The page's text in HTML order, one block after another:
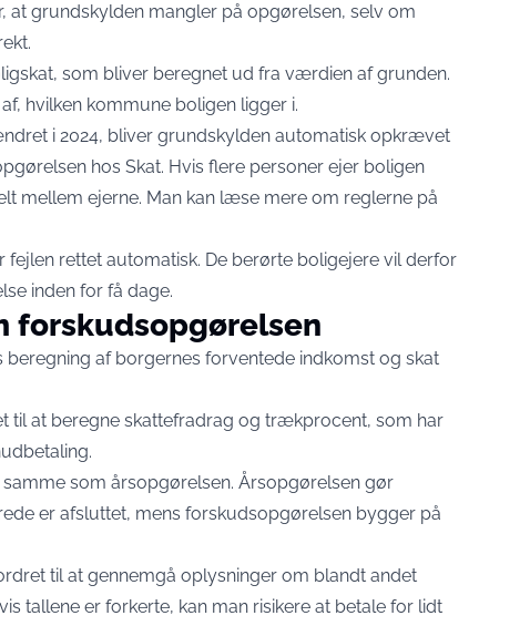
at grundskylden mangler på opgørelsen, selv om
som bliver beregnet ud fra værdien af grunden.
hvilken kommune boligen ligger i.
i 2024, bliver grundskylden automatisk opkrævet
hos Skat. Hvis flere personer ejer boligen
mellem ejerne. Man kan læse mere om reglerne på
fejlen rettet automatisk. De berørte boligejere vil derfor
inden for få dage.
forskudsopgørelsen
beregning af borgernes forventede indkomst og skat
til at beregne skattefradrag og trækprocent, som har
som årsopgørelsen. Årsopgørelsen gør
er afsluttet, mens forskudsopgørelsen bygger på
til at gennemgå oplysninger om blandt andet
tallene er forkerte, kan man risikere at betale for lidt